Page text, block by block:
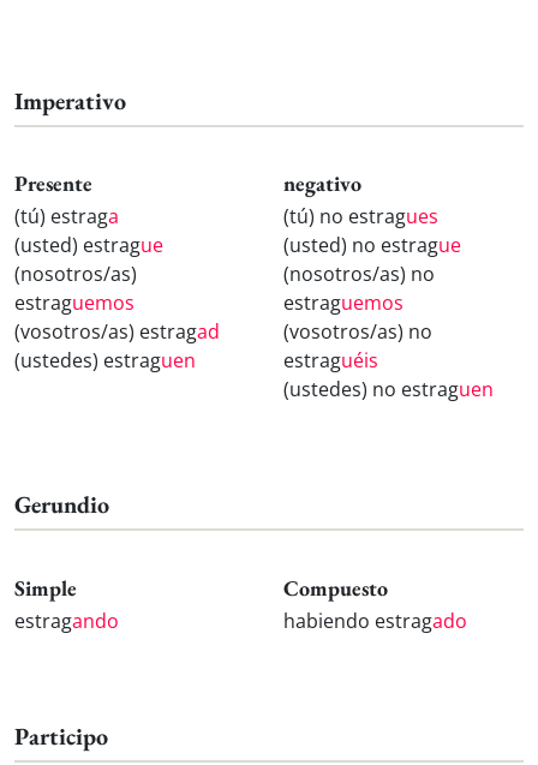
Imperativo
Presente
(tú) estraga
(usted) estrague
(nosotros/as)
estraguemos
(vosotros/as) estragad
(ustedes) estraguen
negativo
(tú) no estragues
(usted) no estrague
(nosotros/as) no
estraguemos
(vosotros/as) no
estraguéis
(ustedes) no estraguen
Gerundio
Simple
estragando
Compuesto
habiendo estragado
Participo